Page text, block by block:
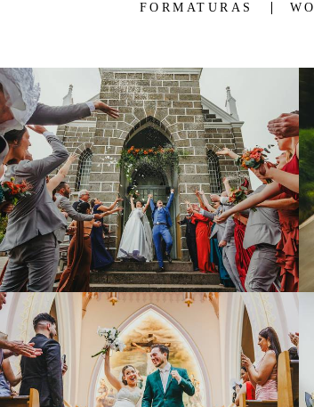
FORMATURAS
231 0